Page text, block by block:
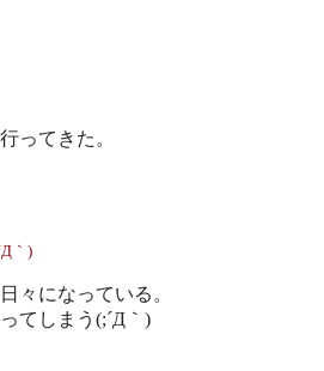
ってきた。
｀)
々になっている。
てしまう(;´Д｀)